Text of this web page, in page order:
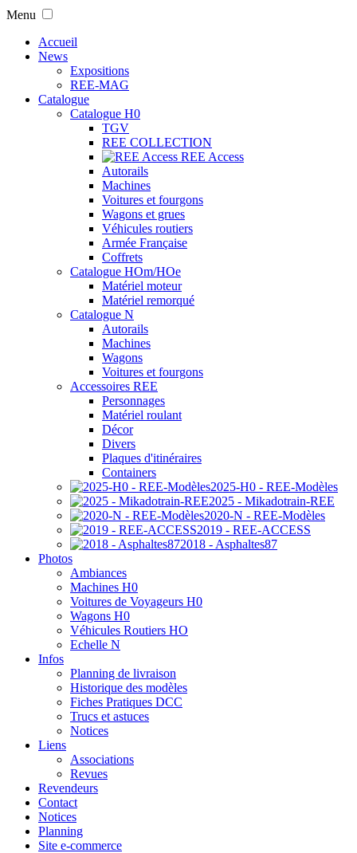
Menu
Accueil
News
Expositions
REE-MAG
Catalogue
Catalogue H0
TGV
REE COLLECTION
REE Access
Autorails
Machines
Voitures et fourgons
Wagons et grues
Véhicules routiers
Armée Française
Coffrets
Catalogue HOm/HOe
Matériel moteur
Matériel remorqué
Catalogue N
Autorails
Machines
Wagons
Voitures et fourgons
Accessoires REE
Personnages
Matériel roulant
Décor
Divers
Plaques d'itinéraires
Containers
2025-H0 - REE-Modèles
2025 - Mikadotrain-REE
2020-N - REE-Modèles
2019 - REE-ACCESS
2018 - Asphaltes87
Photos
Ambiances
Machines H0
Voitures de Voyageurs H0
Wagons H0
Véhicules Routiers HO
Echelle N
Infos
Planning de livraison
Historique des modèles
Fiches Pratiques DCC
Trucs et astuces
Notices
Liens
Associations
Revues
Revendeurs
Contact
Notices
Planning
Site e-commerce